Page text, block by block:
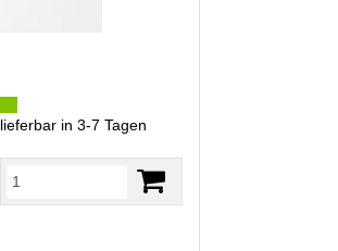
lieferbar in 3-7 Tagen